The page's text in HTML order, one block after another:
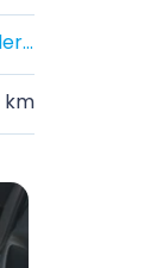
Groningen, Nederland
km